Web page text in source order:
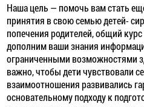
Наша цель — помочь вам стать
принятия в свою семью детей-
попечения родителей, общий
дополним ваши знания
ограниченными возможностями
важно, чтобы дети чувствовали
взаимоотношения развивались
основательному подходу к